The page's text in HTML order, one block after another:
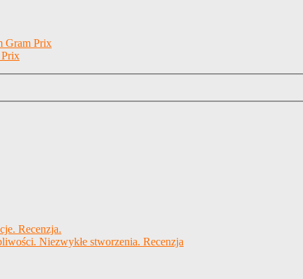
Gram Prix
Recenzja.
Niezwykłe stworzenia. Recenzja